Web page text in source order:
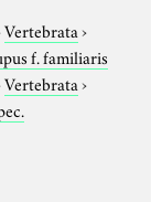
Vertebrata›
f. familiaris
Vertebrata›